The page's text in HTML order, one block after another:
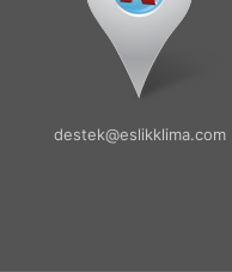
destek@eslikklima.com